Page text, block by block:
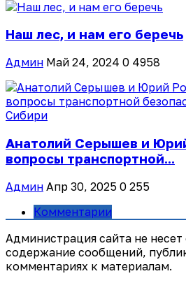
Наш лес, и нам его беречь
Админ Май 24, 2024 0 4958
Анатолий Серышев и
вопросы транспортной...
Админ Апр 30, 2025 0 255
Комментарии
Администрация сайта не несет
содержание сообщений,
комментариях к материалам.